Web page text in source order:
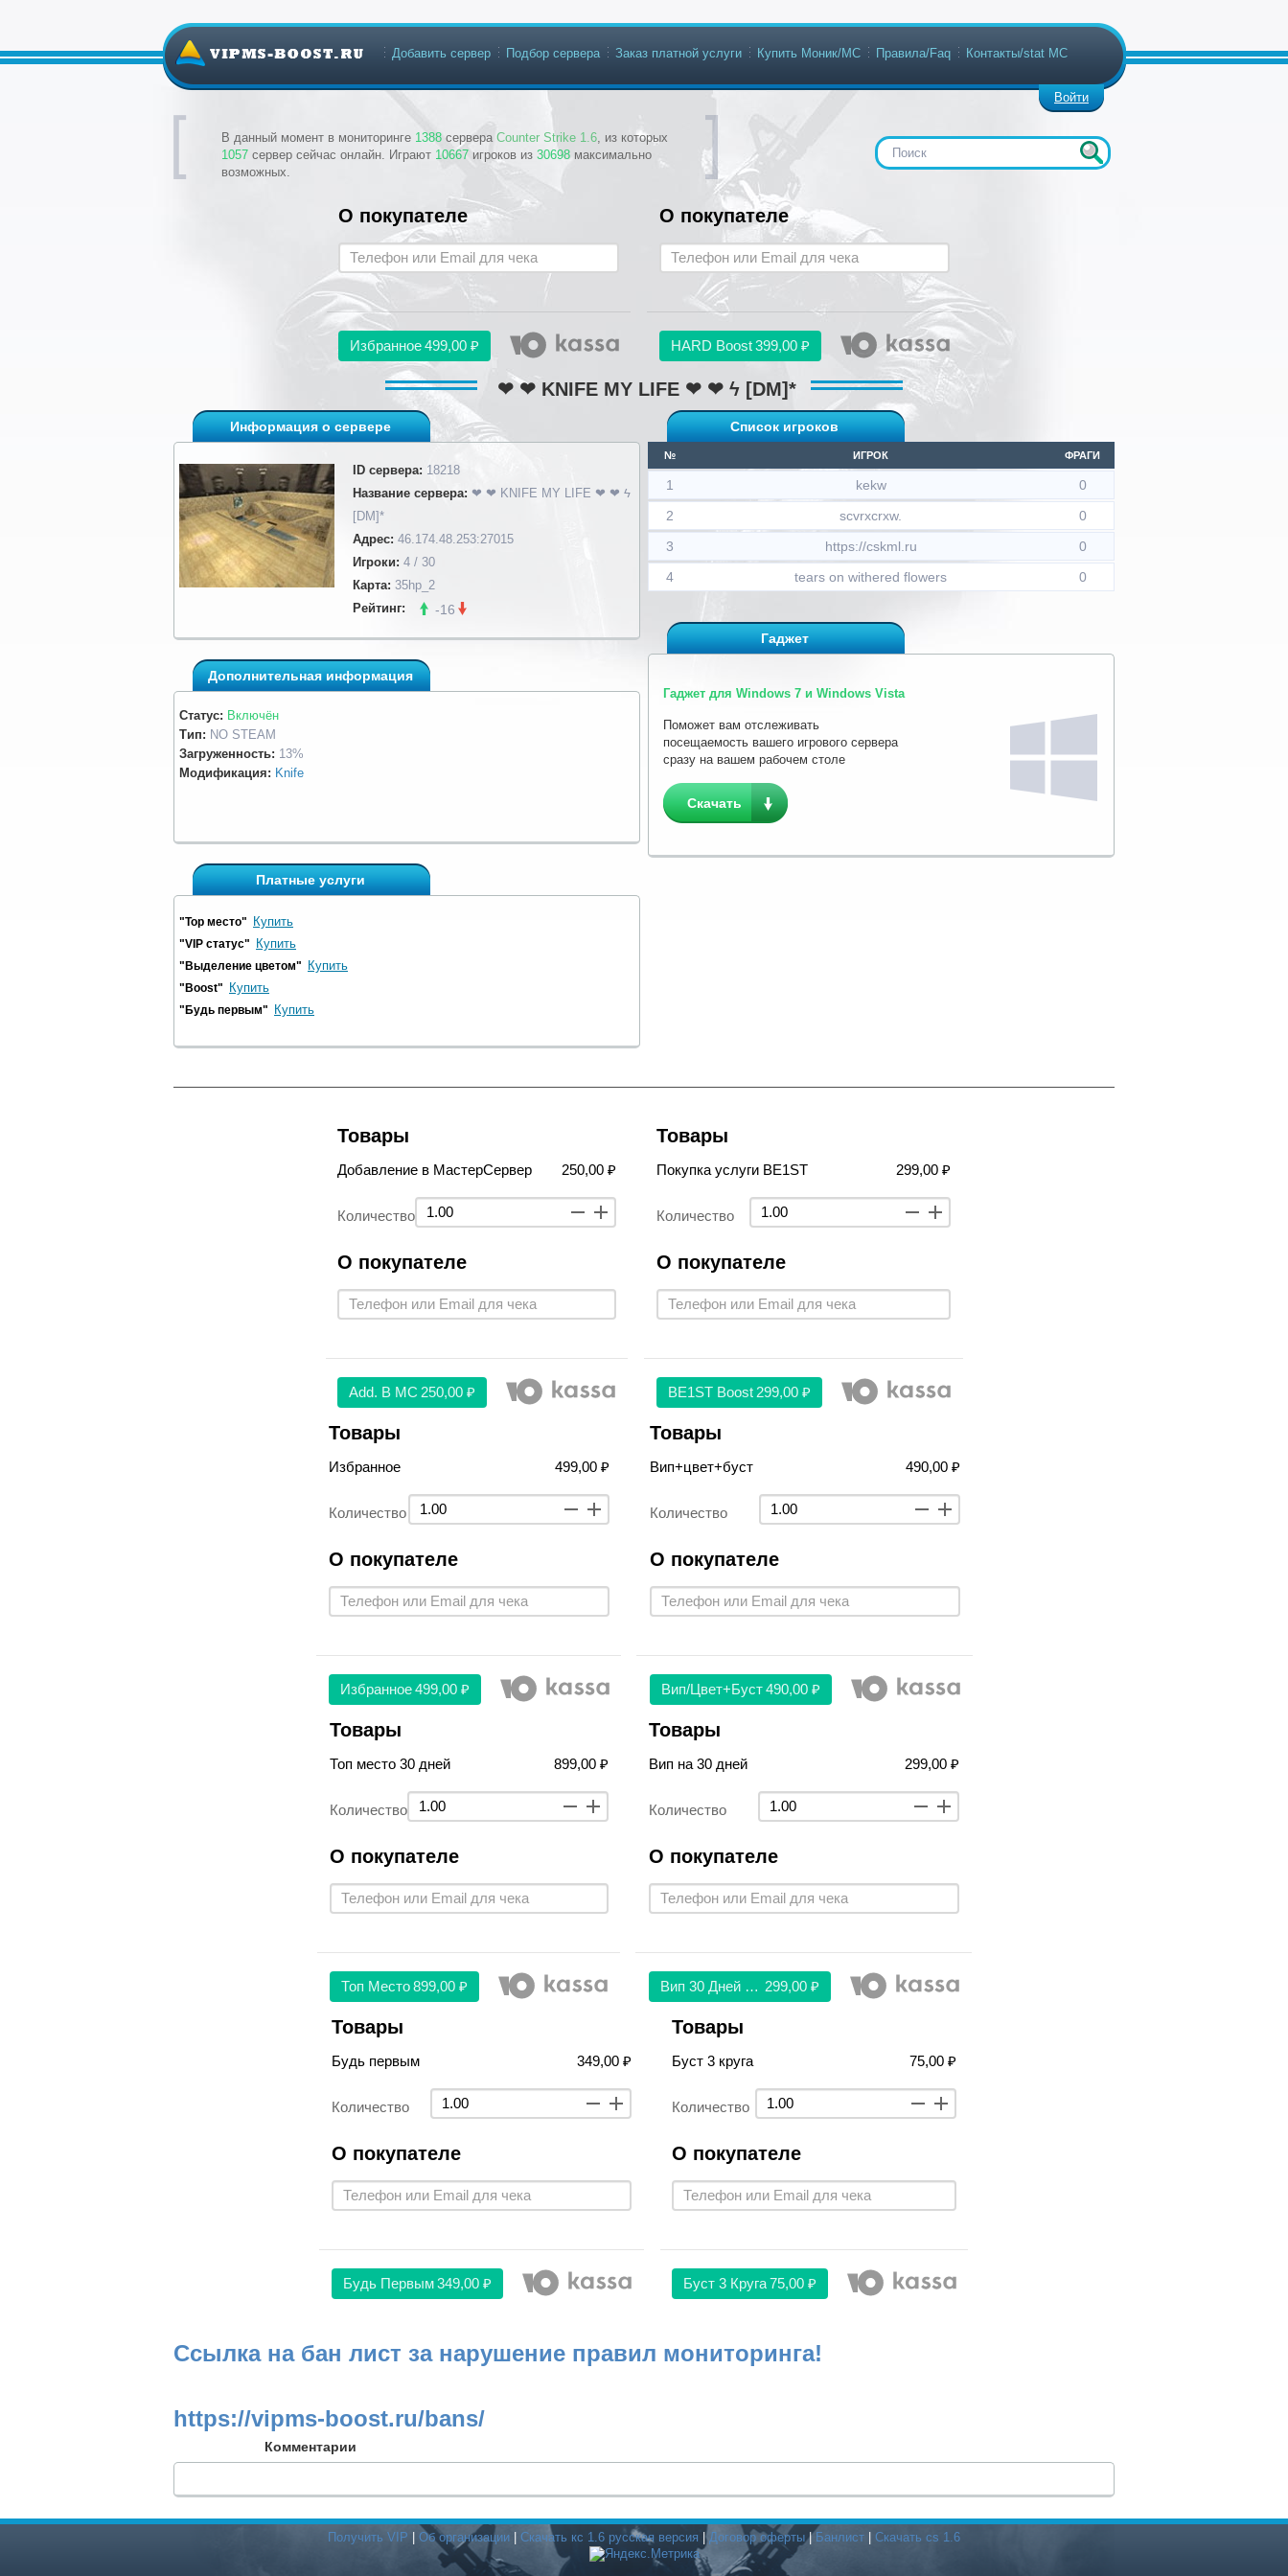
В данный момент в мониторинге 1388 сервера Counter Strike 1.6, из которых
1057 сервер сейчас онлайн. Играют 10667 игроков из 30698 максимально
возможных.
Войти
Добавить сервер Подбор сервера Заказ платной услуги Купить Моник/МС Правила/Faq Контакты/stat МС
О покупателе
Избранное499,00 ₽
О покупателе
HARD Boost399,00 ₽
❤ ❤ KNIFE MY LIFE ❤ ❤ ϟ [DM]*
Информация о сервере
ID сервера: 18218
Название сервера: ❤ ❤ KNIFE MY LIFE ❤ ❤ ϟ
[DM]*
Адрес: 46.174.48.253:27015
Игроки: 4 / 30
Карта: 35hp_2
Рейтинг:
-16
Дополнительная информация
Статус: Включён
Тип: NO STEAM
Загруженность: 13%
Модификация: Knife
Платные услуги
"Top место" Купить
"VIP статус" Купить
"Выделение цветом" Купить
"Boost" Купить
"Будь первым" Купить
Список игроков
№ ИГРОК ФРАГИ
1 kekw
0
2
scvrxcrxw.
0
3
https://cskml.ru
0
4
tears on withered flowers 0
Гаджет
Гаджет для Windows 7 и Windows Vista
Поможет вам отслеживать
посещаемость вашего игрового сервера
сразу на вашем рабочем столе
Скачать
Товары
Добавление в МастерСервер 250,00 ₽
Количество
О покупателе
Аdd. В МС 250,00 ₽
Товары
Покупка услуги BE1ST 299,00 ₽
Количество
О покупателе
BE1ST Boost 299,00 ₽
Товары
Избранное 499,00 ₽
Количество
О покупателе
Избранное 499,00 ₽
Товары
Вип+цвет+буст 490,00 ₽
Количество
О покупателе
Вип/цвет+буст 490,00 ₽
Товары
Топ место 30 дней 899,00 ₽
Количество
О покупателе
Топ Место 899,00 ₽
Товары
Вип на 30 дней 299,00 ₽
Количество
О покупателе
Вип 30 Дней 299299,00 ₽
Товары
Будь первым 349,00 ₽
Количество
О покупателе
Будь Первым349,00 ₽
Товары
Буст 3 круга 75,00 ₽
Количество
О покупателе
Буст 3 Круга75,00 ₽
Ссылка на бан лист за нарушение правил мониторинга!
https://vipms-boost.ru/bans/
Комментарии
Получить VIP Об организации Скачать кс 1.6 русская версия |Договор оферты| Банлист Скачать cs 1.6